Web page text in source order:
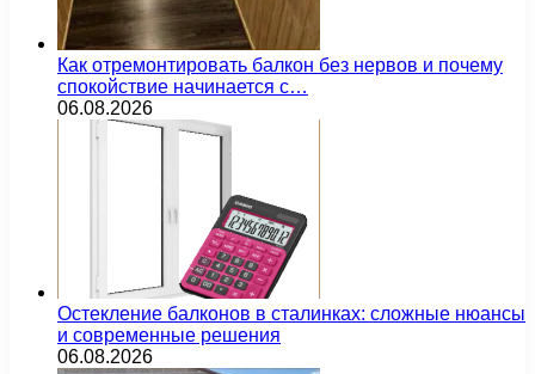
Как отремонтировать балкон без нервов и почему
спокойствие начинается с…
06.08.2026
Остекление балконов в сталинках: сложные нюансы
и современные решения
06.08.2026